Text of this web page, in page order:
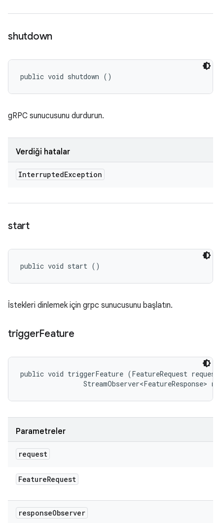
shutdown
public void shutdown ()
gRPC sunucusunu durdurun.
Verdiği hatalar
InterruptedException
start
public void start ()
İstekleri dinlemek için grpc sunucusunu başlatın.
triggerFeature
public void triggerFeature (FeatureRequest
StreamObserver<FeatureResponse>
Parametreler
request
FeatureRequest
responseObserver